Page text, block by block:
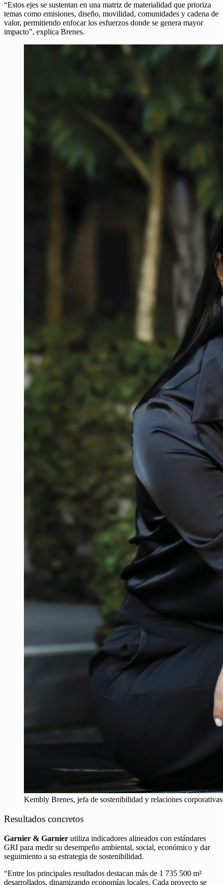
“Estos ejes se sustentan en una matriz de materialidad que prioriza
temas como emisiones, diseño, movilidad, comunidades y cadena de
valor, permitiendo enfocar los esfuerzos donde se genera mayor
impacto”, explica Brenes.
Kembly Brenes, jefa de sostenibilidad y relaciones
Resultados concretos
Garnier & Garnier utiliza indicadores alineados con estándares
GRI para medir su desempeño ambiental, social, económico y dar
seguimiento a su estrategia de sostenibilidad.
“Entre los principales resultados destacan más de 1 735 500 m²
desarrollados, dinamizando economías locales. Cada proyecto se